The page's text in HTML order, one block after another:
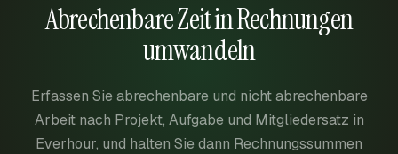
Abrechenbare Zeit in Rechnungen
umwandeln
Erfassen Sie abrechenbare und nicht abrechenbare
Arbeit nach Projekt, Aufgabe und Mitgliedersatz in
Everhour, und halten Sie dann Rechnungssummen